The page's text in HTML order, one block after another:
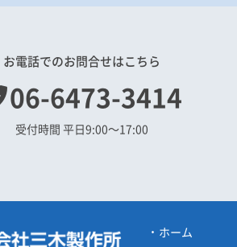
お電話でのお問合せはこちら
06-6473-3414
受付時間 平日9:00〜17:00
ホーム